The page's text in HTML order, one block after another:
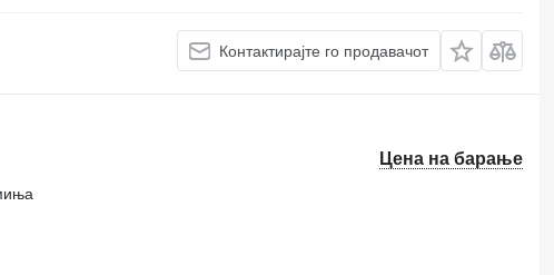
Контактирајте го продавачот
Цена на барање